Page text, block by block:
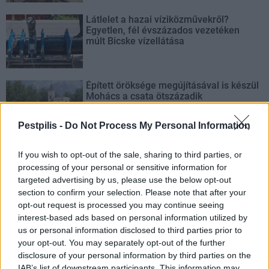
Pestpilis - Do Not Process My Personal Information
If you wish to opt-out of the sale, sharing to third parties, or
processing of your personal or sensitive information for
targeted advertising by us, please use the below opt-out
section to confirm your selection. Please note that after your
opt-out request is processed you may continue seeing
interest-based ads based on personal information utilized by
us or personal information disclosed to third parties prior to
your opt-out. You may separately opt-out of the further
disclosure of your personal information by third parties on the
Látlelet a hazai víziközművekről?
Egyetlen, fél évszázados vezetéken
múlt Bicske vízellátása
Épített öröksége megújításával is készül
Mohács a csata ötszázadik
évfordulójára
AJÁNLJUK MÉG
Országos